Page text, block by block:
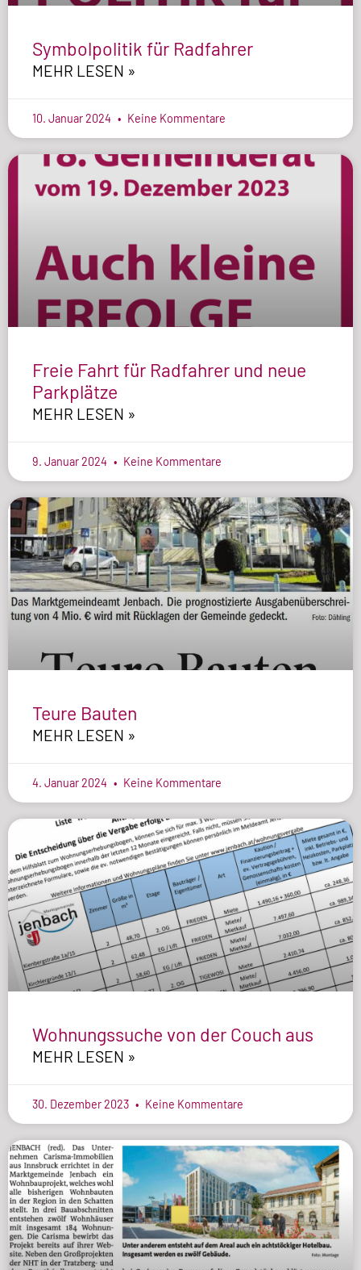
Symbolpolitik für Radfahrer
MEHR LESEN »
10. Januar 2024 Keine Kommentare
Freie Fahrt für Radfahrer und neue
Parkplätze
MEHR LESEN »
9. Januar 2024 Keine Kommentare
Teure Bauten
MEHR LESEN »
4. Januar 2024 Keine Kommentare
Wohnungssuche von der Couch aus
MEHR LESEN »
30. Dezember 2023 Keine Kommentare